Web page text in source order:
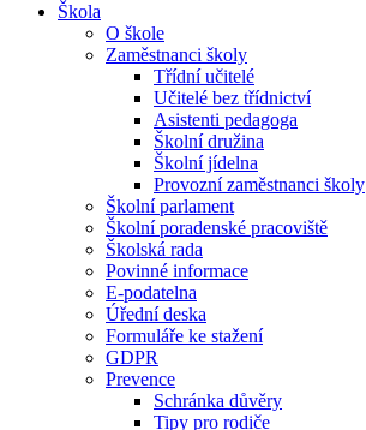
Škola
O škole
Zaměstnanci školy
Třídní učitelé
Učitelé bez třídnictví
Asistenti pedagoga
Školní družina
Školní jídelna
Provozní zaměstnanci školy
Školní parlament
Školní poradenské pracoviště
Školská rada
Povinné informace
E-podatelna
Úřední deska
Formuláře ke stažení
GDPR
Prevence
Schránka důvěry
Tipy pro rodiče